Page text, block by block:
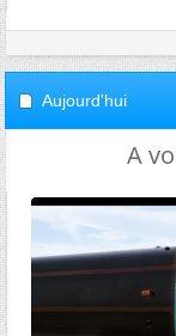
Aujourd'hui
A